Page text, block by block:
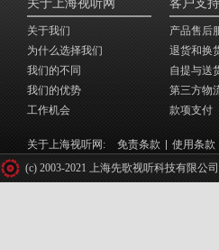
关于上海视听网
关于我们
为什么选择我们
我们的不同
我们的优势
工作机会
客户支持
产品售后
退货和换
自提与送
第三方物
款项支付
关于上海视听网: 免责条款 使用条款
(c) 2003-2021 上海先歌视听科技有限公